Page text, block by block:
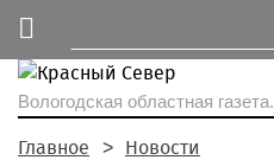
Вологодская областная газета.
Главное Новости